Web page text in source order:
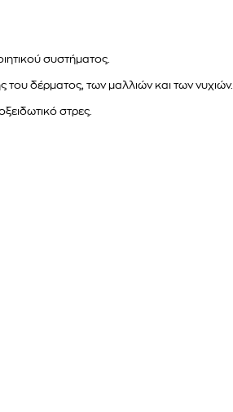
συστήματος.
δέρματος, των μαλλιών και των νυχιών.
στρες.